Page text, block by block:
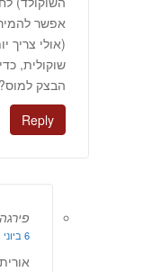
(אולי צריך
שוקולית, כדי
הבצק למוס?
Reply
פירגה
6 ביוני 2011 at 5:30